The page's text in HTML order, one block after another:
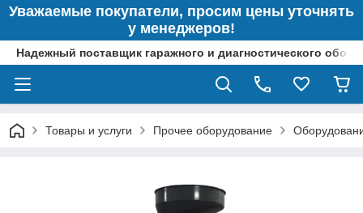
Уважаемые покупатели, просим цены уточнять
у менеджеров!
Надежный поставщик гаражного и диагностического
Товары и услуги Прочее оборудование